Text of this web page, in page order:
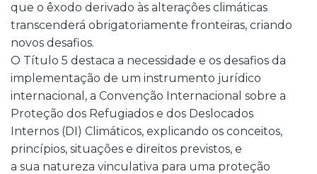
que o êxodo derivado às alterações climáticas
transcenderá obrigatoriamente fronteiras, criando
novos desafios.
O Título 5 destaca a necessidade e os desafios da
implementação de um instrumento jurídico
internacional, a Convenção Internacional sobre a
Proteção dos Refugiados e dos Deslocados
Internos (DI) Climáticos, explicando os conceitos,
princípios, situações e direitos previstos, e
a sua natureza vinculativa para uma proteção